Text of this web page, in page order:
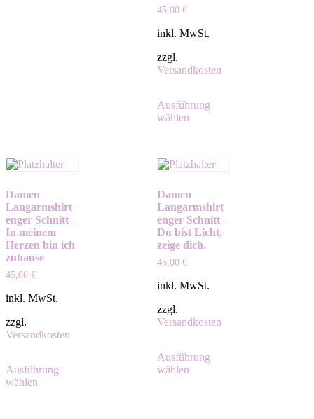
45,00 €
inkl. MwSt.
zzgl.
Versandkosten
Ausführung
wählen
Damen
Langarmshirt
enger Schnitt –
In meinem
Herzen bin ich
zuhause
45,00 €
inkl. MwSt.
zzgl.
Versandkosten
Ausführung
wählen
Damen
Langarmshirt
enger Schnitt –
Du bist Licht,
zeige dich.
45,00 €
inkl. MwSt.
zzgl.
Versandkosten
Ausführung
wählen